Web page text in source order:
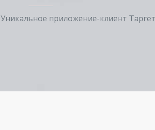
Уникальное приложение-клиент